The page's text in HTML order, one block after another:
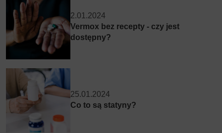
2.01.2024
Vermox bez recepty - czy jest
dostępny?
25.01.2024
Co to są statyny?